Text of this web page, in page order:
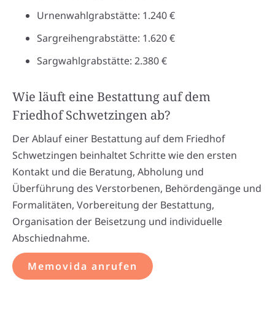
Urnenwahlgrabstätte: 1.240 €
Sargreihengrabstätte: 1.620 €
Sargwahlgrabstätte: 2.380 €
Wie läuft eine Bestattung auf dem
Friedhof Schwetzingen ab?
Der Ablauf einer Bestattung auf dem Friedhof
Schwetzingen beinhaltet Schritte wie den ersten
Kontakt und die Beratung, Abholung und
Überführung des Verstorbenen, Behördengänge und
Formalitäten, Vorbereitung der Bestattung,
Organisation der Beisetzung und individuelle
Abschiednahme.
Memovida anrufen